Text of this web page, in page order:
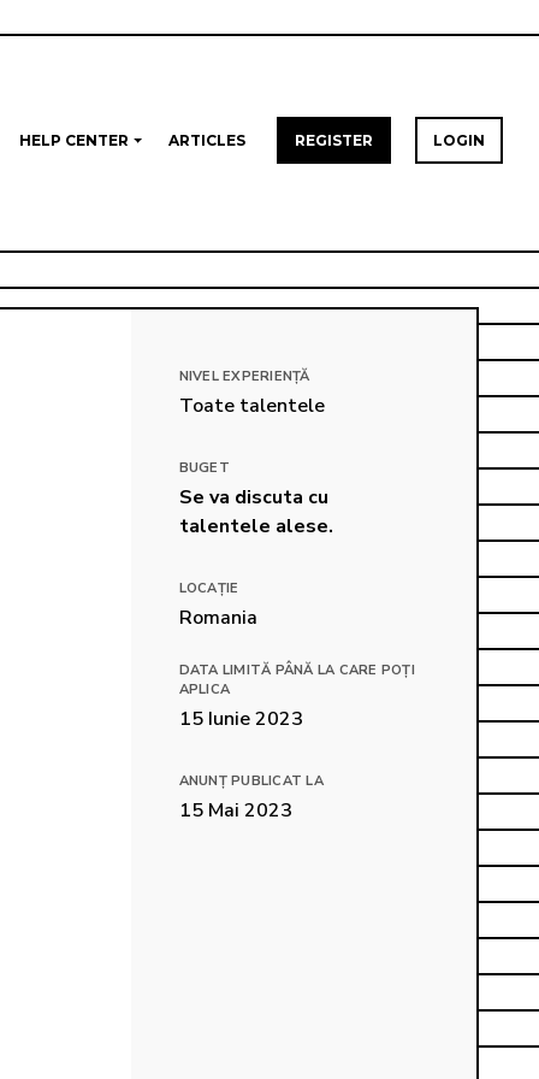
HELP CENTER ARTICLES REGISTER LOGIN
NIVEL EXPERIENȚĂ
Toate talentele
BUGET
Se va discuta cu
talentele alese.
LOCAȚIE
Romania
DATA LIMITĂ PÂNĂ LA CARE POȚI
APLICA
15 Iunie 2023
ANUNȚ PUBLICAT LA
15 Mai 2023